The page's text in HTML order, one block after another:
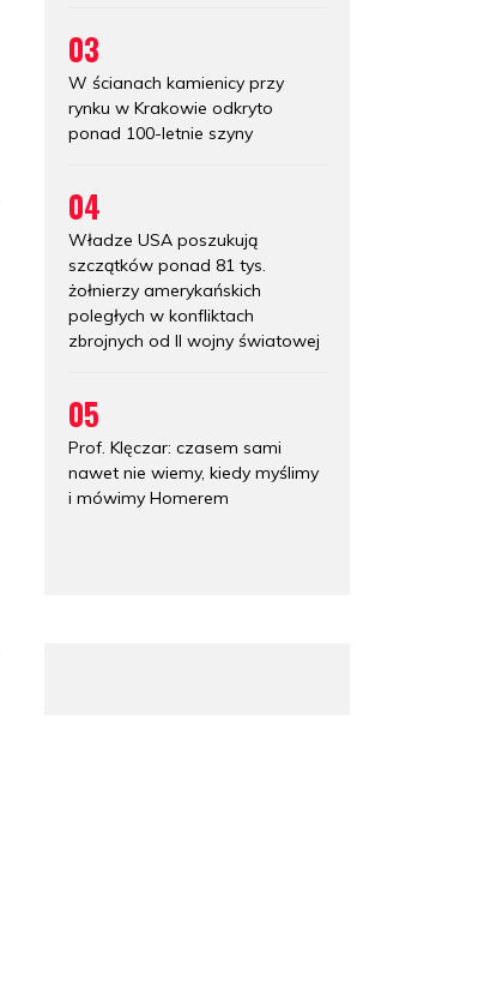
03
W ścianach kamienicy przy
rynku w Krakowie odkryto
ponad 100-letnie szyny
04
Władze USA poszukują
szczątków ponad 81 tys.
żołnierzy amerykańskich
poległych w konfliktach
zbrojnych od II wojny światowej
05
Prof. Klęczar: czasem sami
nawet nie wiemy, kiedy myślimy
i mówimy Homerem